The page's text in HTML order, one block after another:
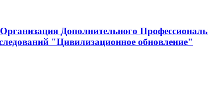
Дополнительного
"Цивилизационное обновление"